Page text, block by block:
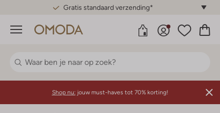
Gratis standaard verzending*
Menu
Shop nu: jouw must-haves tot 70% korting!